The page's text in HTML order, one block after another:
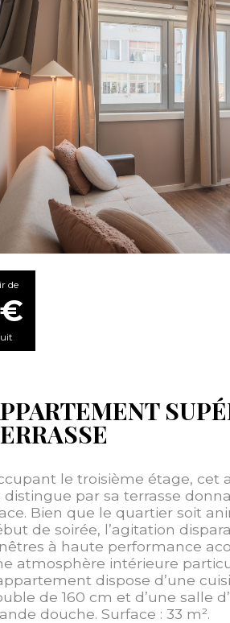
de
le troisième étage, cet
distingue par sa terrasse
Bien que le quartier soit
de soirée, l’agitation
à haute performance
atmosphère intérieure
dispose d’une
de 160 cm et d’une salle
douche. Surface : 33 m².